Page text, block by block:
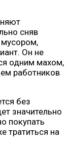
сняв
мусором,
Он не
одним махом,
работников
без
значительно
покупать
тратиться на